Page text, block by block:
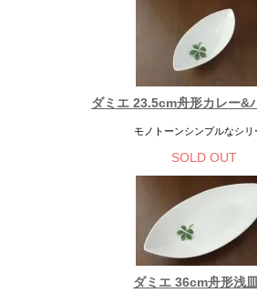
ダミエ 23.5cm舟形カレー&
モノトーンシンプルなシリ
SOLD OUT
ダミエ 36cm舟形浅